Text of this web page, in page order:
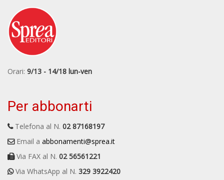
Orari: 9/13 - 14/18 lun-ven
Per abbonarti
Telefona al N. 02 87168197
Email a abbonamenti@sprea.it
Via FAX al N. 02 56561221
Via WhatsApp al N. 329 3922420